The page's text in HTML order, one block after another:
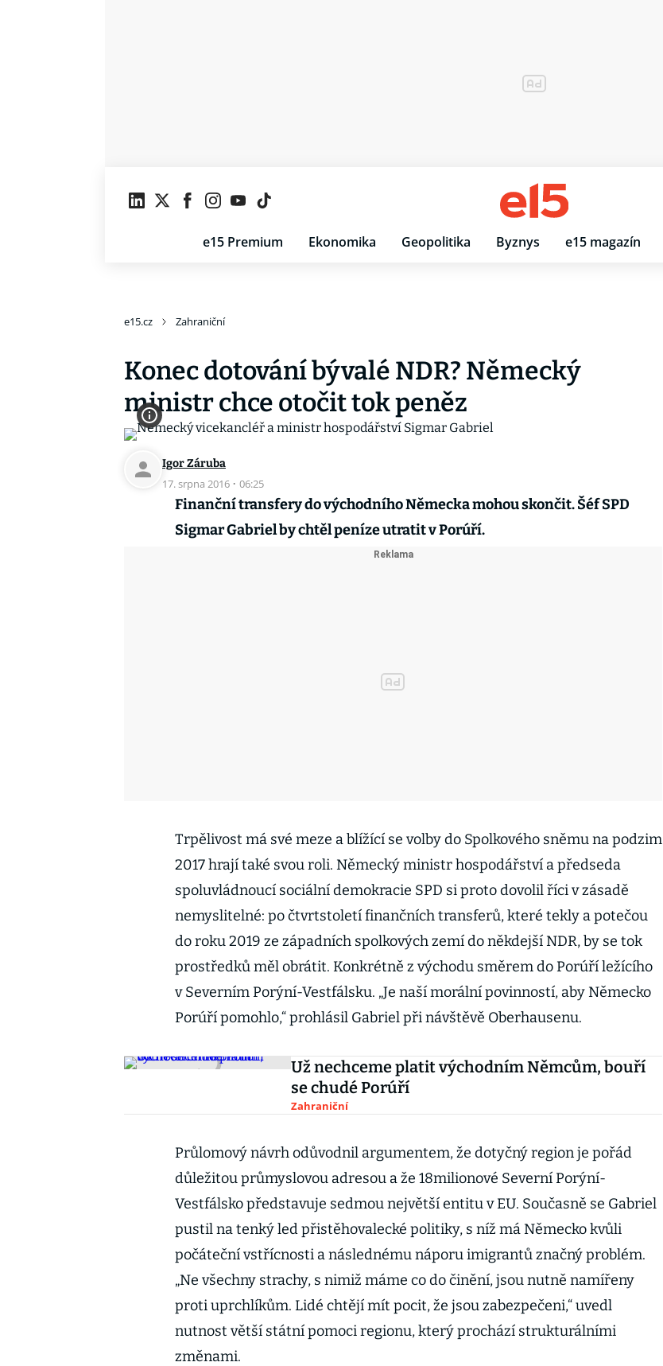
e15 Premium Ekonomika Geopolitika Byznys e15 magazín
e15.cz Zahraniční
Konec dotování bývalé NDR? Německý
ministr chce otočit tok peněz
Igor Záruba
17. srpna 2016 · 06:25
Finanční transfery do východního Německa mohou skončit. Šéf SPD
Sigmar Gabriel by chtěl peníze utratit v Porúří.
Trpělivost má své meze a blížící se volby do Spolkového sněmu na podzim
2017 hrají také svou roli. Německý ministr hospodářství a předseda
spoluvládnoucí sociální demokracie SPD si proto dovolil říci v zásadě
nemyslitelné: po čtvrtstoletí finančních transferů, které tekly a potečou
do roku 2019 ze západních spolkových zemí do někdejší NDR, by se tok
prostředků měl obrátit. Konkrétně z východu směrem do Porúří ležícího
v Severním Porýní-Vestfálsku. „Je naší morální povinností, aby Německo
Porúří pomohlo,“ prohlásil Gabriel při návštěvě Oberhausenu.
Už nechceme platit východním Němcům, bouří
se chudé Porúří
Zahraniční
Průlomový návrh odůvodnil argumentem, že dotyčný region je pořád
důležitou průmyslovou adresou a že 18milionové Severní Porýní-
Vestfálsko představuje sedmou největší entitu v EU. Současně se Gabriel
pustil na tenký led přistěhovalecké politiky, s níž má Německo kvůli
počáteční vstřícnosti a následnému náporu imigrantů značný problém.
„Ne všechny strachy, s nimiž máme co do činění, jsou nutně namířeny
proti uprchlíkům. Lidé chtějí mít pocit, že jsou zabezpečeni,“ uvedl
nutnost větší státní pomoci regionu, který prochází strukturálními
změnami.